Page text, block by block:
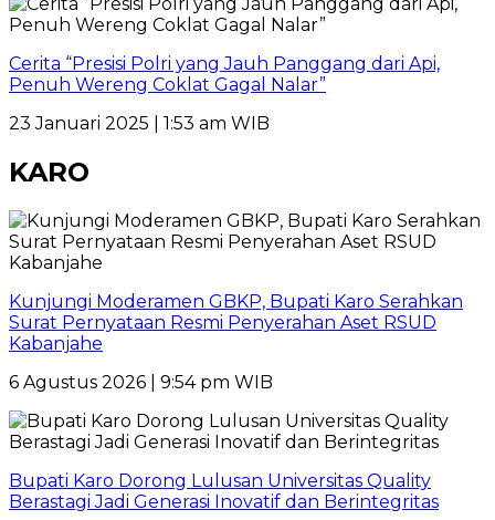
Cerita “Presisi Polri yang Jauh Panggang dari Api,
Penuh Wereng Coklat Gagal Nalar”
23 Januari 2025 | 1:53 am WIB
KARO
Kunjungi Moderamen GBKP, Bupati Karo Serahkan
Surat Pernyataan Resmi Penyerahan Aset RSUD
Kabanjahe
6 Agustus 2026 | 9:54 pm WIB
Bupati Karo Dorong Lulusan Universitas Quality
Berastagi Jadi Generasi Inovatif dan Berintegritas